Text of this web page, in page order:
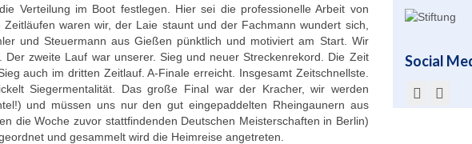
Verteilung im Boot festlegen. Hier sei die professionelle Arbeit von
waren wir, der Laie staunt und der Fachmann wundert sich,
und Steuermann aus Gießen pünktlich und motiviert am Start. Wir
zweite Lauf war unserer. Sieg und neuer Streckenrekord. Die Zeit
auch im dritten Zeitlauf. A-Finale erreicht. Insgesamt Zeitschnellste.
Siegermentalität. Das große Final war der Kracher, wir werden
und müssen uns nur den gut eingepaddelten Rheingaunern aus
die Woche zuvor stattfindenden Deutschen Meisterschaften in Berlin)
und gesammelt wird die Heimreise angetreten.
Social